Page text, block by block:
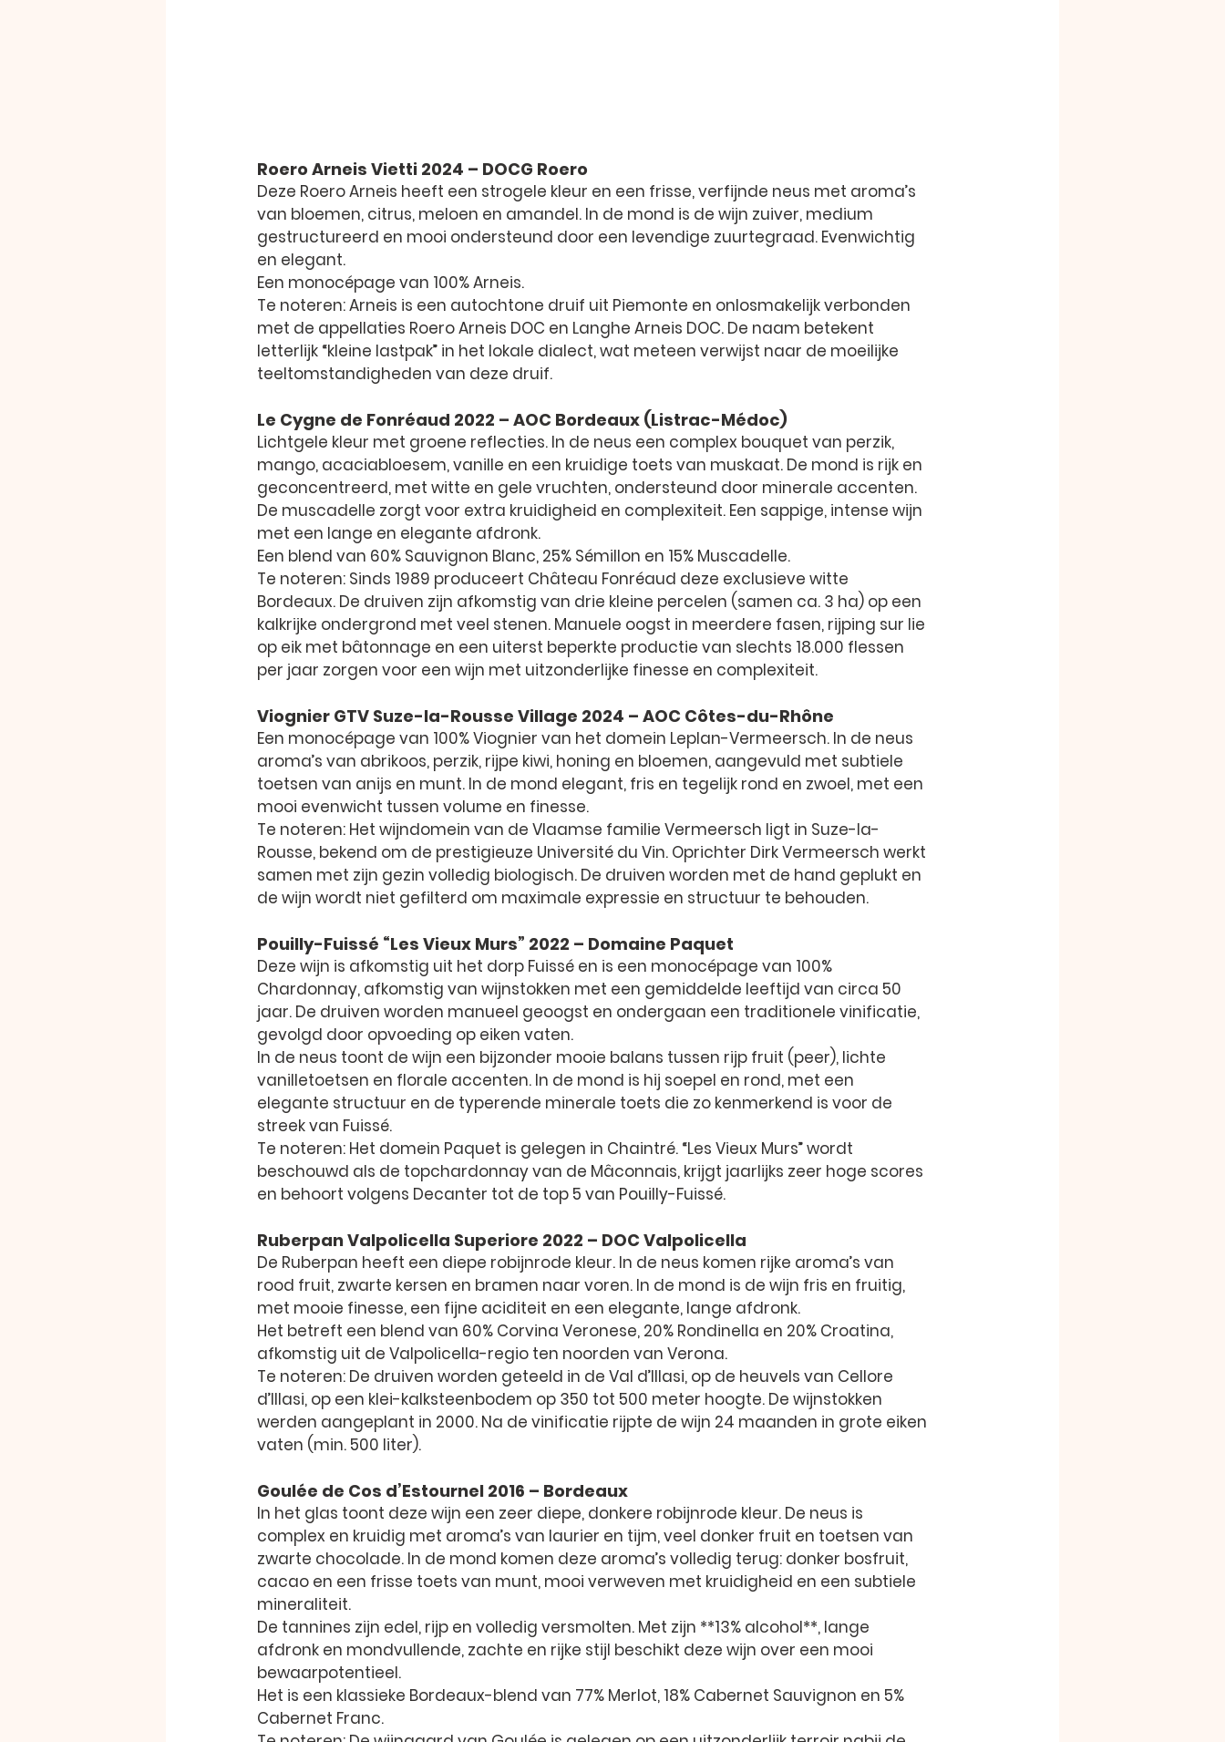
Roero Arneis Vietti 2024 – DOCG Roero
Deze Roero Arneis heeft een strogele kleur en een frisse, verfijnde neus met aroma’s
van bloemen, citrus, meloen en amandel. In de mond is de wijn zuiver, medium
gestructureerd en mooi ondersteund door een levendige zuurtegraad. Evenwichtig
en elegant.
Een monocépage van 100% Arneis.
Te noteren: Arneis is een autochtone druif uit Piemonte en onlosmakelijk verbonden
met de appellaties Roero Arneis DOC en Langhe Arneis DOC. De naam betekent
letterlijk “kleine lastpak” in het lokale dialect, wat meteen verwijst naar de moeilijke
teeltomstandigheden van deze druif.
Le Cygne de Fonréaud 2022 – AOC Bordeaux (Listrac-Médoc)
Lichtgele kleur met groene reflecties. In de neus een complex bouquet van perzik,
mango, acaciabloesem, vanille en een kruidige toets van muskaat. De mond is rijk en
geconcentreerd, met witte en gele vruchten, ondersteund door minerale accenten.
De muscadelle zorgt voor extra kruidigheid en complexiteit. Een sappige, intense wijn
met een lange en elegante afdronk.
Een blend van 60% Sauvignon Blanc, 25% Sémillon en 15% Muscadelle.
Te noteren: Sinds 1989 produceert Château Fonréaud deze exclusieve witte
Bordeaux. De druiven zijn afkomstig van drie kleine percelen (samen ca. 3 ha) op een
kalkrijke ondergrond met veel stenen. Manuele oogst in meerdere fasen, rijping sur lie
op eik met bâtonnage en een uiterst beperkte productie van slechts 18.000 flessen
per jaar zorgen voor een wijn met uitzonderlijke finesse en complexiteit.
Viognier GTV Suze-la-Rousse Village 2024 – AOC Côtes-du-Rhône
Een monocépage van 100% Viognier van het domein Leplan-Vermeersch. In de neus
aroma’s van abrikoos, perzik, rijpe kiwi, honing en bloemen, aangevuld met subtiele
toetsen van anijs en munt. In de mond elegant, fris en tegelijk rond en zwoel, met een
mooi evenwicht tussen volume en finesse.
Te noteren: Het wijndomein van de Vlaamse familie Vermeersch ligt in Suze-la-
Rousse, bekend om de prestigieuze Université du Vin. Oprichter Dirk Vermeersch werkt
samen met zijn gezin volledig biologisch. De druiven worden met de hand geplukt en
de wijn wordt niet gefilterd om maximale expressie en structuur te behouden.
Pouilly-Fuissé “Les Vieux Murs” 2022 – Domaine Paquet
Deze wijn is afkomstig uit het dorp Fuissé en is een monocépage van 100%
Chardonnay, afkomstig van wijnstokken met een gemiddelde leeftijd van circa 50
jaar. De druiven worden manueel geoogst en ondergaan een traditionele vinificatie,
gevolgd door opvoeding op eiken vaten.
In de neus toont de wijn een bijzonder mooie balans tussen rijp fruit (peer), lichte
vanilletoetsen en florale accenten. In de mond is hij soepel en rond, met een
elegante structuur en de typerende minerale toets die zo kenmerkend is voor de
streek van Fuissé.
Te noteren: Het domein Paquet is gelegen in Chaintré. “Les Vieux Murs” wordt
beschouwd als de topchardonnay van de Mâconnais, krijgt jaarlijks zeer hoge scores
en behoort volgens Decanter tot de top 5 van Pouilly-Fuissé.
Ruberpan Valpolicella Superiore 2022 – DOC Valpolicella
De Ruberpan heeft een diepe robijnrode kleur. In de neus komen rijke aroma’s van
rood fruit, zwarte kersen en bramen naar voren. In de mond is de wijn fris en fruitig,
met mooie finesse, een fijne aciditeit en een elegante, lange afdronk.
Het betreft een blend van 60% Corvina Veronese, 20% Rondinella en 20% Croatina,
afkomstig uit de Valpolicella-regio ten noorden van Verona.
Te noteren: De druiven worden geteeld in de Val d’Illasi, op de heuvels van Cellore
d’Illasi, op een klei-kalksteenbodem op 350 tot 500 meter hoogte. De wijnstokken
werden aangeplant in 2000. Na de vinificatie rijpte de wijn 24 maanden in grote eiken
vaten (min. 500 liter).
Goulée de Cos d’Estournel 2016 – Bordeaux
In het glas toont deze wijn een zeer diepe, donkere robijnrode kleur. De neus is
complex en kruidig met aroma’s van laurier en tijm, veel donker fruit en toetsen van
zwarte chocolade. In de mond komen deze aroma’s volledig terug: donker bosfruit,
cacao en een frisse toets van munt, mooi verweven met kruidigheid en een subtiele
mineraliteit.
De tannines zijn edel, rijp en volledig versmolten. Met zijn **13% alcohol**, lange
afdronk en mondvullende, zachte en rijke stijl beschikt deze wijn over een mooi
bewaarpotentieel.
Het is een klassieke Bordeaux-blend van 77% Merlot, 18% Cabernet Sauvignon en 5%
Cabernet Franc.